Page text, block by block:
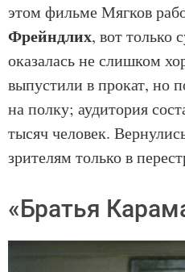
этом фильме Мягков
Фрейндлих, вот только
оказалась не слишком
выпустили в прокат, но
на полку; аудитория
тысяч человек.
зрителям только в
«Братья